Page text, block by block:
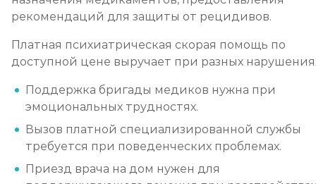
рекомендаций для защиты от рецидивов.
Платная психиатрическая скорая помощь по
доступной цене выручает при разных
Поддержка бригады медиков нужна при
эмоциональных трудностях.
Вызов платной специализированной службы
требуется при поведенческих проблемах.
Приезд врача на дом нужен для